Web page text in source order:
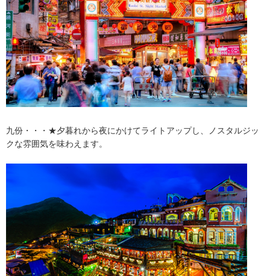
九份・・・★夕暮れから夜にかけてライトアップし、ノスタルジッ
クな雰囲気を味わえます。